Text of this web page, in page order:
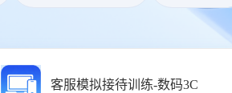
客服模拟接待训练-数码3C